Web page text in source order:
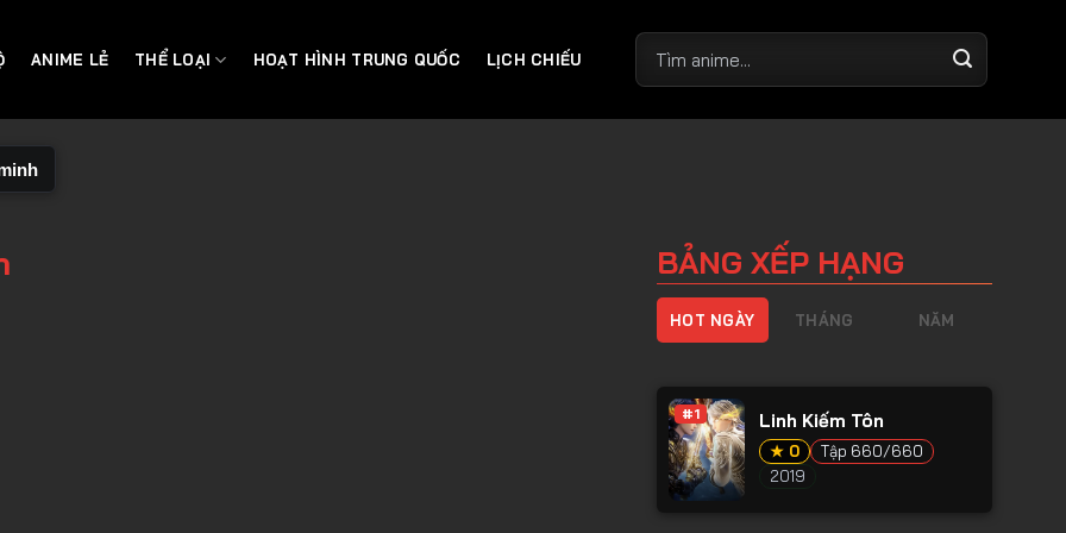
ANIME LẺ THỂ LOẠI HOẠT HÌNH TRUNG QUỐC LỊCH CHIẾU
BẢNG XẾP HẠNG
HOT NGÀY THÁNG NĂM
#1 Linh Kiếm Tôn
★ 0
Tập 660/660
2019